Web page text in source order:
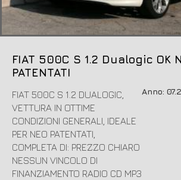
FIAT 500C S 1.2 Dualogic OK
PATENTATI
FIAT 500C S 1.2 DUALOGIC,
VETTURA IN OTTIME
CONDIZIONI GENERALI, IDEALE
PER NEO PATENTATI,
COMPLETA DI: PREZZO CHIARO
NESSUN VINCOLO DI
FINANZIAMENTO RADIO CD MP3
Anno: